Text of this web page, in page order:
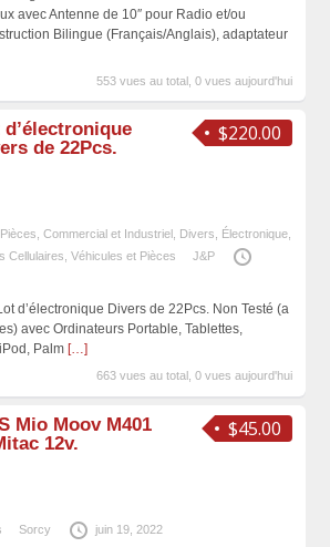
avec Antenne de 10″ pour Radio et/ou
Bilingue (Français/Anglais), adaptateur
553 vues au total, 0 vues aujourd'hui
$220.00
d’électronique
de 22Pcs.
Commercial et Industriel Divers Électronique,
Cellulaires Véhicules et Pièces
J&P
d’électronique Divers de 22Pcs. Non Testé (a
avec Ordinateurs Portable, Tablettes,
Palm […]
663 vues au total, 0 vues aujourd'hui
$45.00
Mio Moov M401
12v.
Sorcy juin 19, 2022